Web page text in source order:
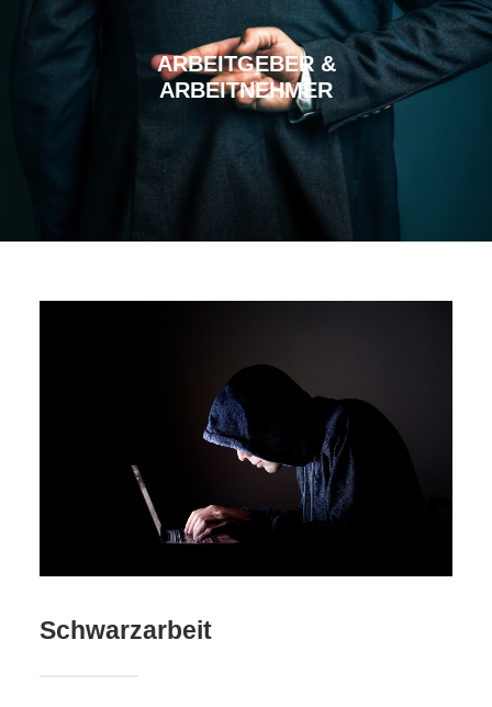
ARBEITGEBER &
ARBEITNEHMER
Schwarzarbeit